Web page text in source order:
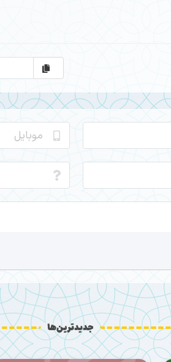
جدیدترین‌ها